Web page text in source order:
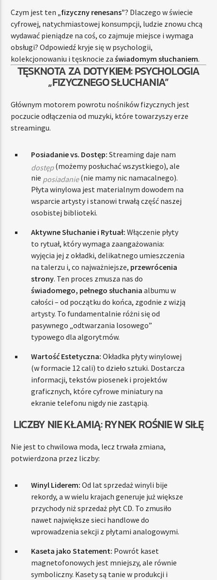
Czym jest ten „fizyczny renesans”? Dlaczego w świecie
cyfrowej, natychmiastowej konsumpcji, ludzie znowu chcą
wydawać pieniądze na coś, co zajmuje miejsce i wymaga
obsługi? Odpowiedź kryje się w psychologii,
kolekcjonowaniu i tęsknocie zaświadomym słuchaniem.
TĘSKNOTA ZA DOTYKIEM: PSYCHOLOGIA
„FIZYCZNEGO SŁUCHANIA”
Głównym motorem powrotu nośników fizycznych jest
poczucie odłączenia od muzyki, które towarzyszy erze
streamingu.
Posiadanie vs. Dostęp: Streaming daje nam
dostęp(możemy posłuchać wszystkiego), ale
nie posiadanie(nie mamy nic namacalnego).
Płyta winylowa jest materialnym dowodem na
wsparcie artysty i stanowi trwałą część naszej
osobistej biblioteki.
Aktywne Słuchanie i Rytuał: Włączenie płyty
to rytuał, który wymaga zaangażowania:
wyjęcia jej z okładki, delikatnego umieszczenia
na talerzu i, co najważniejsze, przewrócenia
strony. Ten proces zmusza nas do
świadomego, pełnego słuchania albumu w
całości – od początku do końca, zgodnie z wizją
artysty. To fundamentalnie różni się od
pasywnego „odtwarzania losowego”
typowego dla algorytmów.
Wartość Estetyczna: Okładka płyty winylowej
(w formacie 12 cali) to dzieło sztuki. Dostarcza
informacji, tekstów piosenek i projektów
graficznych, które cyfrowe miniatury na
ekranie telefonu nigdy nie zastąpią.
LICZBY NIE KŁAMIĄ: RYNEK ROŚNIE W SIŁĘ
Nie jest to chwilowa moda, lecz trwała zmiana,
potwierdzona przez liczby:
Winyl Liderem: Od lat sprzedaż winyli bije
rekordy, a w wielu krajach generuje już większe
przychody niż sprzedaż płyt CD. To zmusiło
nawet największe sieci handlowe do
wprowadzenia sekcji z płytami analogowymi.
Kaseta jako Statement: Powrót kaset
magnetofonowych jest mniejszy, ale równie
symboliczny. Kasety są tanie w produkcji i